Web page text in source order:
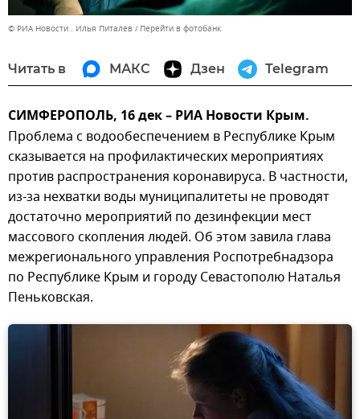
© РИА Новости . Илья Питалев Перейти в фотобанк
Читать в МАКС Дзен Telegram
СИМФЕРОПОЛЬ, 16 дек – РИА Новости Крым.
Проблема с водообеспечением в Республике Крым
сказывается на профилактических мероприятиях
против распространения коронавируса. В частности,
из-за нехватки воды муниципалитеты не проводят
достаточно мероприятий по дезинфекции мест
массового скопления людей. Об этом завила глава
межрегионального управления Роспотребнадзора
по Республике Крым и городу Севастополю Наталья
Пеньковская.